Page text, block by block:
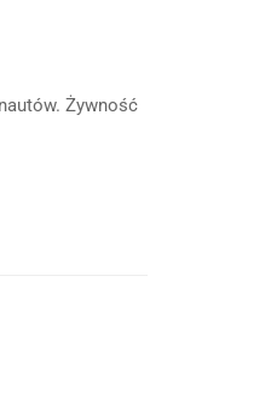
Żywność